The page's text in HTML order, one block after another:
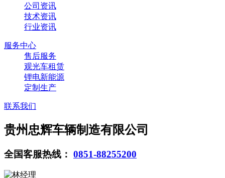
公司资讯
技术资讯
行业资讯
服务中心
售后服务
观光车租赁
锂电新能源
定制生产
联系我们
贵州忠辉车辆制造有限公司
全国客服热线： 0851-88255200